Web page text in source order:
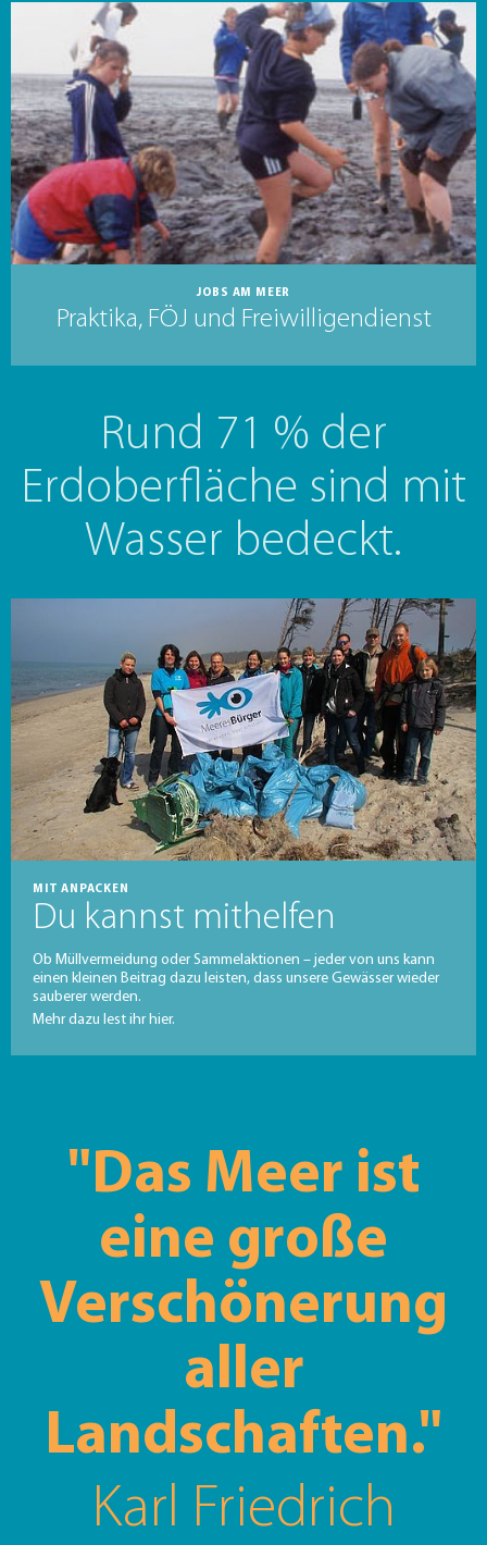
JOBS AM MEER
Praktika, FÖJ und Freiwilligendienst
Rund 71 % der
Erdoberfläche sind mit
Wasser bedeckt.
MIT ANPACKEN
Du kannst mithelfen
Ob Müllvermeidung oder Sammelaktionen – jeder von uns kann
einen kleinen Beitrag dazu leisten, dass unsere Gewässer wieder
sauberer werden.
Mehr dazu lest ihr hier.
"Das Meer ist
eine große
Verschönerung
aller
Landschaften."
Karl Friedrich